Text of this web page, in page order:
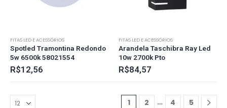
FITAS LED E ACESSÓRIOS
Spotled Tramontina Redondo
5w 6500k 58021554
R$12,56
FITAS LED E ACESSÓRIOS
Arandela Taschibra Ray Led
10w 2700k Pto
R$84,57
1 2 … 4 5